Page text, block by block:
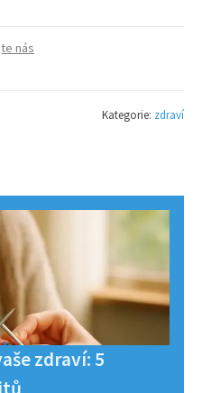
nás
Kategorie: zdraví
zdraví: 5